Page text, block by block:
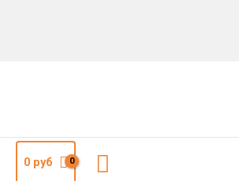
0руб Поиск